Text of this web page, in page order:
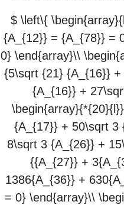
$ \left\{
{A_{12}} = {A_{78}} =
0} \end{array}\\
{5\sqrt {21} {A_{16}}
{A_{16}} +
{A_{17}} + 50\sqrt 3
8\sqrt 3 {A_{26}} +
{{A_{27}} +
1386{A_{36}} +
= 0} \end{array}\\